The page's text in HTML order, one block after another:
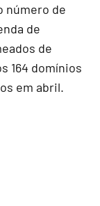
número de
de
de
164 domínios
em abril.